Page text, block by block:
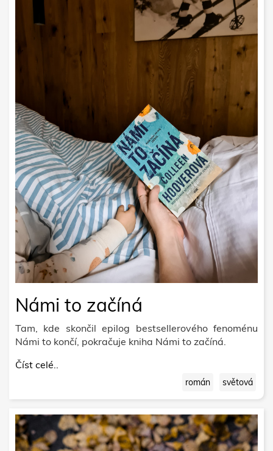
Námi to začíná
Tam, kde skončil epilog bestsellerového fenoménu
Námi to končí, pokračuje kniha Námi to začíná.
Číst celé..
román světová